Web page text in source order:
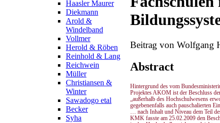
Beitrag von Wolfgang
Abstract
Hintergrund des vom
Projektes AKOM ist der Beschluss
„außerhalb des Hochschulwesens
gegebenenfalls auch pauschalierten
… nach Inhalt und Niveau dem Teil
KMK fasste am 25.02.2009 den
Haasler Maurer
Diekmann
Arold &
Windelband
Vollmer
Herold & Röben
Reinhold & Lang
Reichwein
Müller
Christiansen &
Winter
Sawadogo etal
Becker
Syha